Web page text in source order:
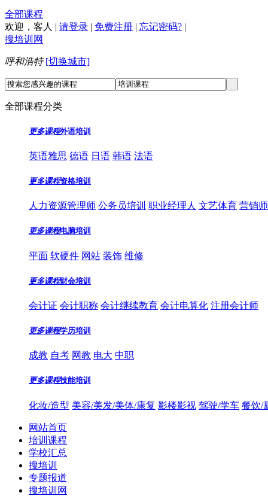
全部课程
欢迎， 客人 | 请登录 | 免费注册 | 忘记密码? |
搜培训网
呼和浩特 [切换城市]
全部课程分类
更多课程外语培训
英语雅思 德语 日语 韩语 法语
更多课程资格培训
人力资源管理师 公务员培训 职业经理人 文艺体育 营销
更多课程电脑培训
平面 软硬件 网站 装饰 维修
更多课程财会培训
会计证 会计职称 会计继续教育 会计电算化 注册会计师
更多课程学历培训
成教 自考 网教 电大 中职
更多课程技能培训
化妆/造型 美容/美发/美体/康复 影楼影视 驾驶/学车 餐饮/
网站首页
培训课程
学校汇总
搜培训
专题报道
搜培训网